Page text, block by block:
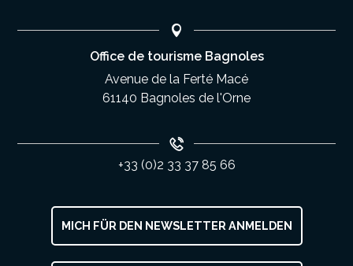
MICH FÜR DEN NEWSLETTER ANMELDEN
Office de tourisme Bagnoles
Avenue de la Ferté Macé
61140 Bagnoles de l'Orne
+33 (0)2 33 37 85 66